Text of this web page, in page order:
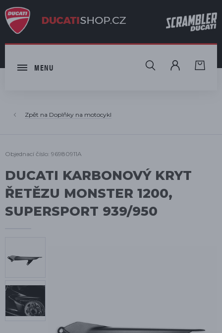
MENU HLEDAT
Doplňky na motocykl
Objednací číslo: 96980911A
DUCATI KARBONOVÝ KRYT
ŘETĚZU MONSTER 1200,
SUPERSPORT 939/950